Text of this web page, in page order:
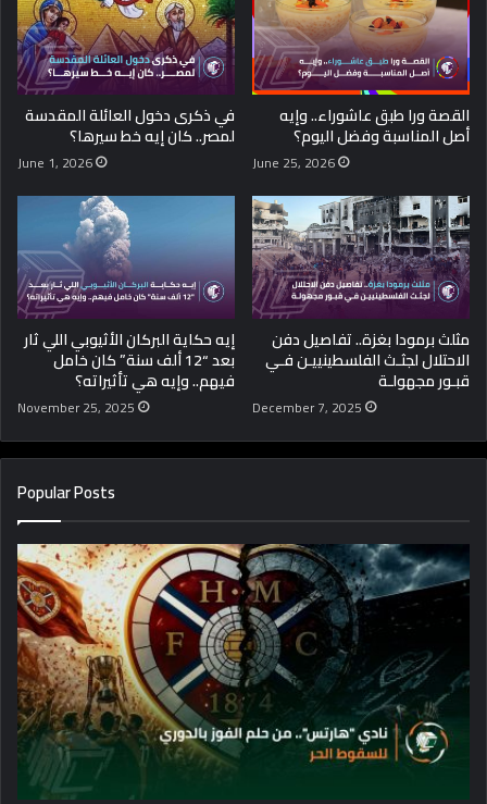
القصة ورا طبق عاشوراء.. وإيه
أصل المناسبة وفضل اليوم؟
June 25, 2026
في ذكرى دخول العائلة المقدسة
لمصر.. كان إيه خط سيرها؟
June 1, 2026
مثلث برمودا بغزة.. تفاصيل دفن
الاحتلال لجثـث الفلسطينييـن فـي
قبـور مجهولـة
December 7, 2025
إيه حكاية البركان الأثيوبي اللي ثار
بعد “12 ألف سنة” كان خامل
فيهم.. وإيه هي تأثيراته؟
November 25, 2025
Popular Posts